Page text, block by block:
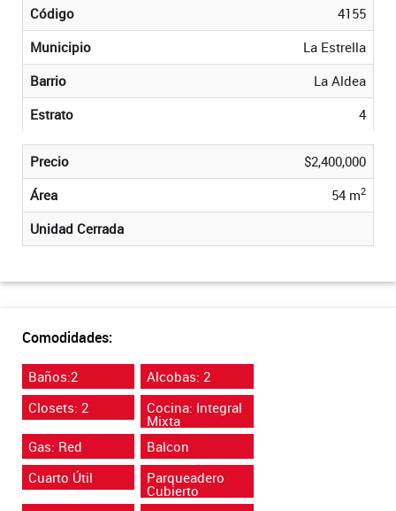
Código
4155
Municipio
La Estrella
Barrio
La Aldea
Estrato
4
Precio
$2,400,000
Área
54 m2
Unidad Cerrada
Comodidades:
Baños:2
Alcobas: 2
Closets: 2
Cocina: Integral
Mixta
Gas: Red
Balcon
Cuarto Útil
Parqueadero
Cubierto